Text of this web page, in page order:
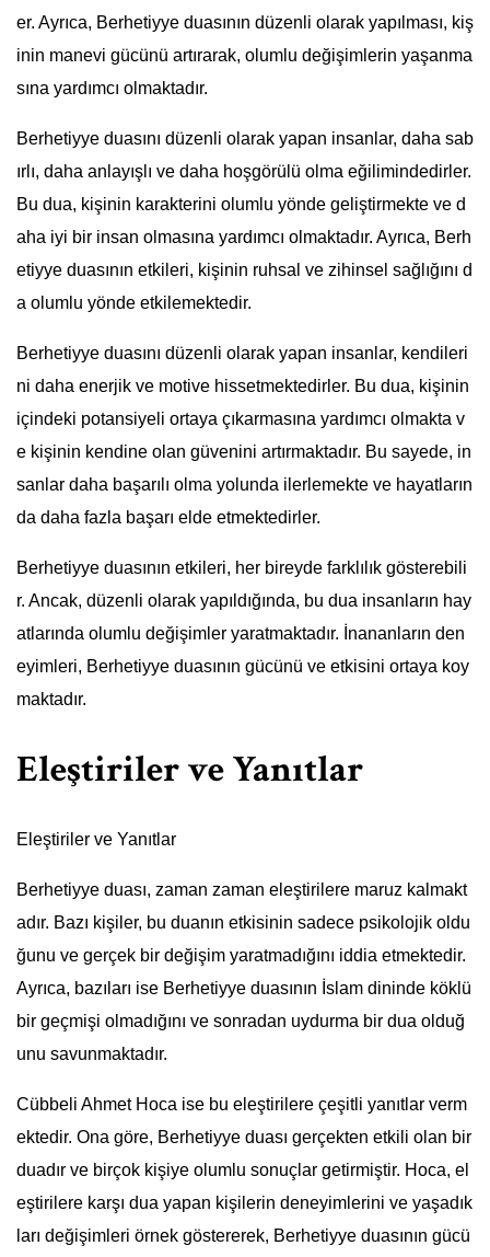
er. Ayrıca, Berhetiyye duasının düzenli olarak yapılması, kiş
inin manevi gücünü artırarak, olumlu değişimlerin yaşanma
sına yardımcı olmaktadır.
Berhetiyye duasını düzenli olarak yapan insanlar, daha sab
ırlı, daha anlayışlı ve daha hoşgörülü olma eğilimindedirler.
Bu dua, kişinin karakterini olumlu yönde geliştirmekte ve d
aha iyi bir insan olmasına yardımcı olmaktadır. Ayrıca, Berh
etiyye duasının etkileri, kişinin ruhsal ve zihinsel sağlığını d
a olumlu yönde etkilemektedir.
Berhetiyye duasını düzenli olarak yapan insanlar, kendileri
ni daha enerjik ve motive hissetmektedirler. Bu dua, kişinin
içindeki potansiyeli ortaya çıkarmasına yardımcı olmakta v
e kişinin kendine olan güvenini artırmaktadır. Bu sayede, in
sanlar daha başarılı olma yolunda ilerlemekte ve hayatların
da daha fazla başarı elde etmektedirler.
Berhetiyye duasının etkileri, her bireyde farklılık gösterebili
r. Ancak, düzenli olarak yapıldığında, bu dua insanların hay
atlarında olumlu değişimler yaratmaktadır. İnananların den
eyimleri, Berhetiyye duasının gücünü ve etkisini ortaya koy
maktadır.
Eleştiriler ve Yanıtlar
Eleştiriler ve Yanıtlar
Berhetiyye duası, zaman zaman eleştirilere maruz kalmakt
adır. Bazı kişiler, bu duanın etkisinin sadece psikolojik oldu
ğunu ve gerçek bir değişim yaratmadığını iddia etmektedir.
Ayrıca, bazıları ise Berhetiyye duasının İslam dininde köklü
bir geçmişi olmadığını ve sonradan uydurma bir dua olduğ
unu savunmaktadır.
Cübbeli Ahmet Hoca ise bu eleştirilere çeşitli yanıtlar verm
ektedir. Ona göre, Berhetiyye duası gerçekten etkili olan bir
duadır ve birçok kişiye olumlu sonuçlar getirmiştir. Hoca, el
eştirilere karşı dua yapan kişilerin deneyimlerini ve yaşadık
ları değişimleri örnek göstererek, Berhetiyye duasının gücü